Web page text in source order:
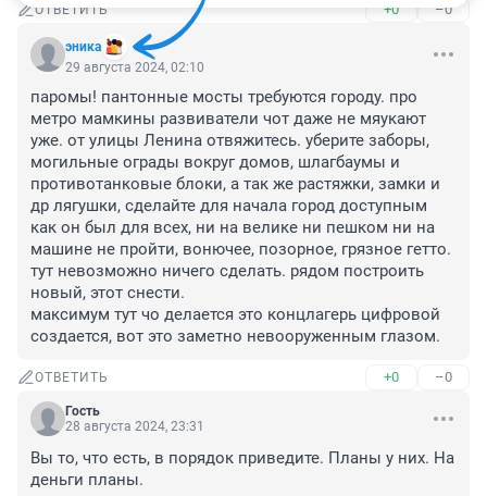
ОТВЕТИТЬ +0 –0
эника
29 августа 2024, 02:10
паромы! пантонные мосты требуются городу. про
метро мамкины развиватели чот даже не мяукают
уже. от улицы Ленина отвяжитесь. уберите заборы,
могильные ограды вокруг домов, шлагбаумы и
противотанковые блоки, а так же растяжки, замки и
др лягушки, сделайте для начала город доступным
как он был для всех, ни на велике ни пешком ни на
машине не пройти, вонючее, позорное, грязное гетто.
тут невозможно ничего сделать. рядом построить
новый, этот снести.
максимум тут чо делается это концлагерь цифровой
создается, вот это заметно невооруженным глазом.
ОТВЕТИТЬ +0 –0
Гость
28 августа 2024, 23:31
Вы то, что есть, в порядок приведите. Планы у них. На
деньги планы.